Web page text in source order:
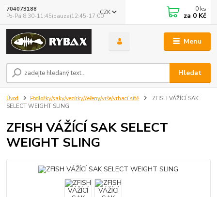
Menu
CZK
Hledat
704073188
Po-Pá 8:30-11:45(pauza)12:45-17:00
0 ks
za 0 Kč
Úvod Podložky/saky/vezírky/čeřeny/vrše/vrhací sítě
ZFISH VÁŽÍCÍ SAK
SELECT WEIGHT SLING
ZFISH VÁŽÍCÍ SAK SELECT
WEIGHT SLING